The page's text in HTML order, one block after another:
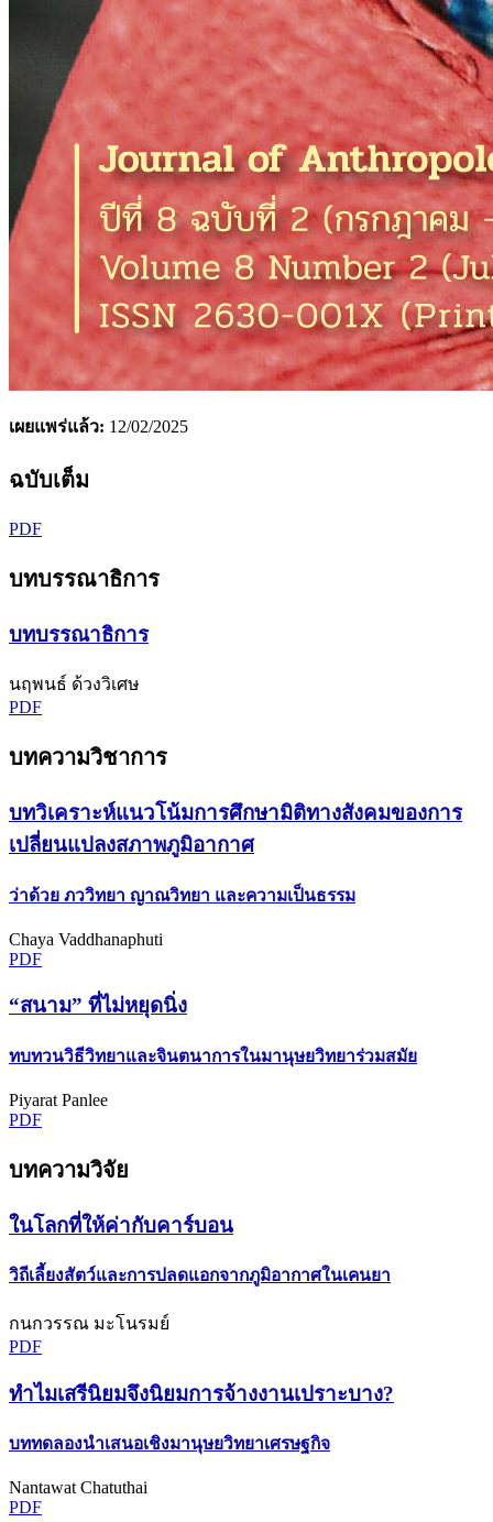
เผยแพร่แล้ว: 12/02/2025
ฉบับเต็ม
PDF
บทบรรณาธิการ
บทบรรณาธิการ
นฤพนธ์ ด้วงวิเศษ
PDF
บทความวิชาการ
บทวิเคราะห์แนวโน้มการศึกษามิติทางสังคมของการ
เปลี่ยนแปลงสภาพภูมิอากาศ
ว่าด้วย ภววิทยา ญาณวิทยา และความเป็นธรรม
Chaya Vaddhanaphuti
PDF
“สนาม” ที่ไม่หยุดนิ่ง
ทบทวนวิธีวิทยาและจินตนาการในมานุษยวิทยาร่วมสมัย
Piyarat Panlee
PDF
บทความวิจัย
ในโลกที่ให้ค่ากับคาร์บอน
วิถีเลี้ยงสัตว์และการปลดแอกจากภูมิอากาศในเคนยา
กนกวรรณ มะโนรมย์
PDF
ทำไมเสรีนิยมจึงนิยมการจ้างงานเปราะบาง?
บททดลองนำเสนอเชิงมานุษยวิทยาเศรษฐกิจ
Nantawat Chatuthai
PDF